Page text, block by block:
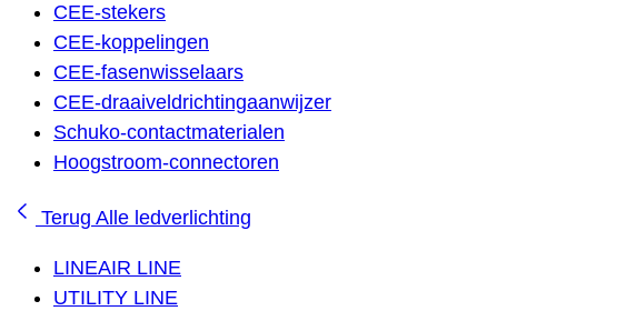
CEE-stekers
CEE-koppelingen
CEE-fasenwisselaars
CEE-draaiveldrichtingaanwijzer
Schuko-contactmaterialen
Hoogstroom-connectoren
Terug Alle ledverlichting
LINEAIR LINE
UTILITY LINE